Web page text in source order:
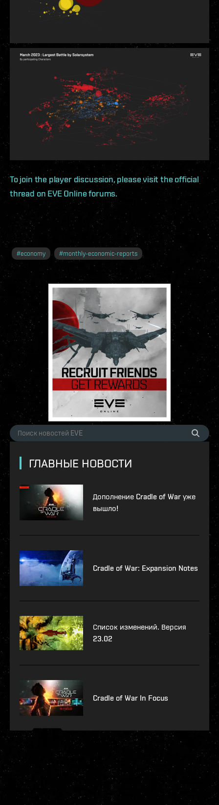
To join the player discussion, please visit the official
thread on EVE Online forums.
#economy #monthly-economic-reports
ГЛАВНЫЕ НОВОСТИ
Дополнение Cradle of War уже
вышло!
Cradle of War: Expansion Notes
Список изменений. Версия
23.02
Cradle of War In Focus